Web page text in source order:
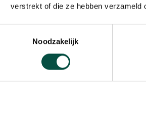
verstrekt of die ze hebben
Noodzakelijk
27 maart 2020
ambulances. Het gaat om
zoeken specifiek kleinere
toegestaan op de
Heeft u het product op